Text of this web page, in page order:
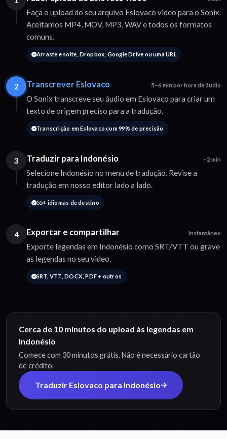
Faça o upload do seu arquivo Eslovaco video para o Sonix.
Aceitamos MP4, MOV, MP3, WAV e todos os formatos
comuns.
Arraste e solte, Dropbox, Google Drive ou uma URL
2 Transcrever Eslovaco 5–6 min por hora de áudio
O Sonix transcreve seu áudio em Eslovaco para criar um
texto de origem preciso para a tradução.
Transcrição em Eslovaco com 99% de precisão
3 Traduzir para Indonésio ~2 min
Selecione Indonésio no menu de tradução. Revise a
tradução em nosso editor lado a lado.
55+ idiomas de destino
4 Exportar e compartilhar Instantâneo
Exporte legendas em Indonésio como SRT/VTT ou grave
as legendas no seu video.
SRT, VTT, DOCX, PDF + outros
Cerca de 10 minutos do upload às legendas em
Indonésio
Comece com 30 minutos grátis. Não é necessário cartão
de crédito.
Traduzir Eslovaco para Indonésio